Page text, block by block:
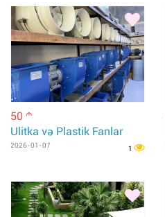
50 m
Ulitka və Plastik Fanlar
2026-01-07 1